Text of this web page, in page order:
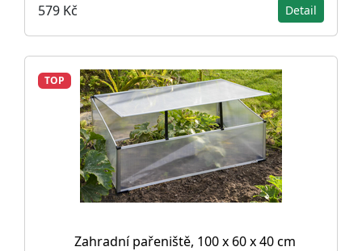
579 Kč Detail
TOP
Zahradní pařeniště, 100 x 60 x 40 cm